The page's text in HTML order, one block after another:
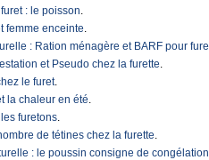
: le poisson.
femme enceinte.
: Ration ménagère et BARF pour
et Pseudo chez la furette.
le furet.
la chaleur en été.
furetons.
de tétines chez la furette.
: le poussin consigne de congélation